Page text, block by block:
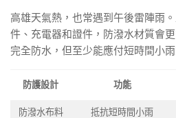
高雄天氣熱，也常遇到午後雷陣雨
件、充電器和證件，防潑水材質會
完全防水，但至少能應付短時間小
防護設計 功能
防潑水布料 抵抗短時間小雨